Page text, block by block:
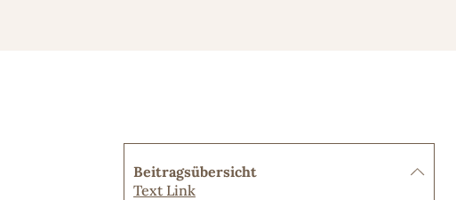
Beitragsübersicht
Text Link